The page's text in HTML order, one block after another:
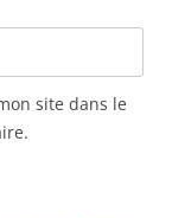
site dans le